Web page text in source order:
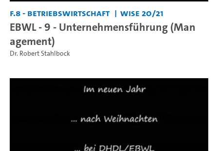
F.8 - Betriebswirtschaft WiSe 20/21
EBWL - 9 - Unternehmensführung (Man
agement)
Dr. Robert Stahlbock